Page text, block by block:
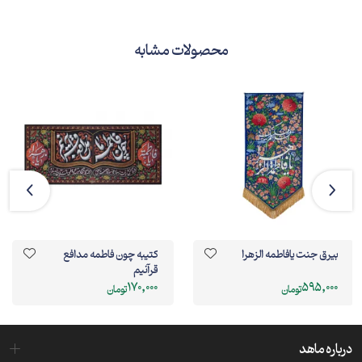
محصولات مشابه
بیرق جنت یافاطمه الزهرا
595,000تومان
کتیبه چون فاطمه مدافع
قرآنیم
170,000تومان
درباره ماهد